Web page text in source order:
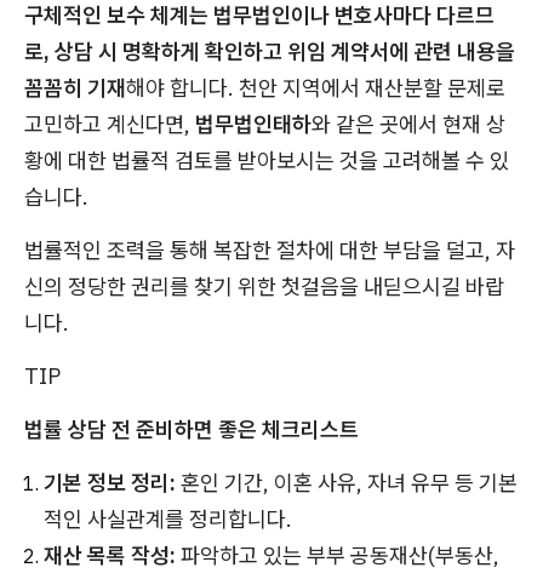
구체적인 보수 체계는 법무법인이나 변호사마다 다르므
로, 상담 시 명확하게 확인하고 위임 계약서에 관련 내용을
꼼꼼히 기재해야 합니다. 천안 지역에서 재산분할 문제로
고민하고 계신다면, 법무법인태하와 같은 곳에서 현재 상
황에 대한 법률적 검토를 받아보시는 것을 고려해볼 수 있
습니다.
법률적인 조력을 통해 복잡한 절차에 대한 부담을 덜고, 자
신의 정당한 권리를 찾기 위한 첫걸음을 내딛으시길 바랍
니다.
TIP
법률 상담 전 준비하면 좋은 체크리스트
기본 정보 정리: 혼인 기간, 이혼 사유, 자녀 유무 등 기본
적인 사실관계를 정리합니다.
재산 목록 작성: 파악하고 있는 부부 공동재산(부동산,